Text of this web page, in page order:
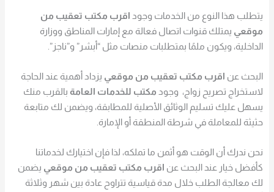
يتطلب هذا النوع من الخدمات وجود اقرب مكتب تعقيب من
موقعي يمتلك قنوات اتصال فعالة مع إمارات المناطق ووزارة
الداخلية، ويكون ملمًا بمتطلبات منصات مثل “أبشر” و”ناجز”.
البحث عن اقرب مكتب تعقيب من موقعي يزداد أهمية عند الحاجة
لاستخراج تصريح زواج، وجود مكتب للخدمات العامة بالقرب منك
يسهل عليك تسليم الوثائق الأصلية للمطابقة، ويضمن لك متابعة
حثيثة للمعاملة في شرطة المنطقة أو الإمارة.
نحن ندرك أن الوقت هو أثمن ما تملكه، لذا فإن اختيارك لخدماتنا
كأفضل خيار عند البحث عن اقرب مكتب تعقيب من موقعي يضمن
لك معالجة الطلب خلال مدة قياسية تتراوح عادة بين شهر وثلاثة